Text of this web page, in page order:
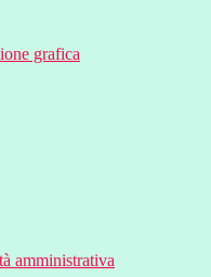
grafica
amministrativa